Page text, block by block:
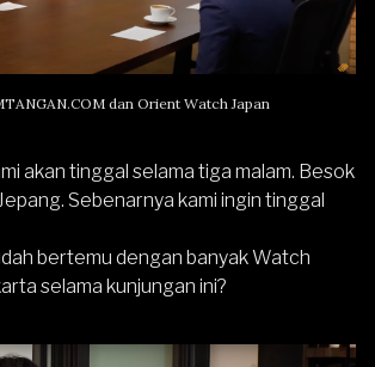
dan Orient Watch Japan
akan tinggal selama tiga malam. Besok
Sebenarnya kami ingin tinggal
bertemu dengan banyak Watch
selama kunjungan ini?